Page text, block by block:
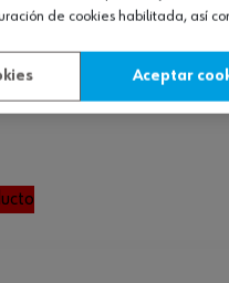
de cookies habilitada, así
Aceptar